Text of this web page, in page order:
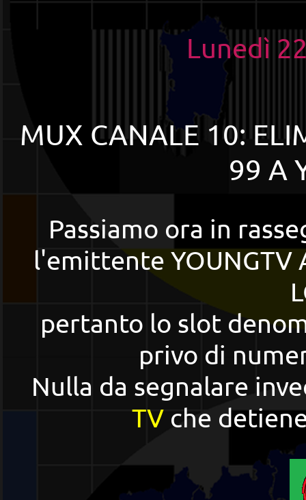
Lunedì
MUX CANALE 10:
99 A
Passiamo ora in
l'emittente YOUNGTV
pertanto lo slot
privo di
Nulla da segnalare
TVche